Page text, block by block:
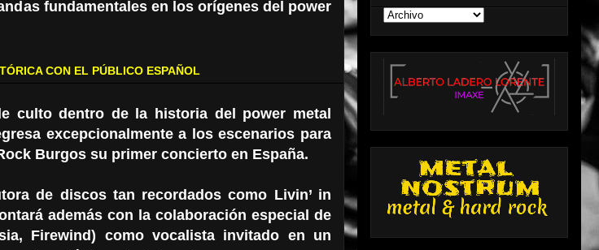
fundamentales en los orígenes del power
CON EL PÚBLICO ESPAÑOL
culto dentro de la historia del power metal
excepcionalmente a los escenarios para
Burgos su primer concierto en España.
de discos tan recordados como Livin’ in
además con la colaboración especial de
Firewind) como vocalista invitado en un